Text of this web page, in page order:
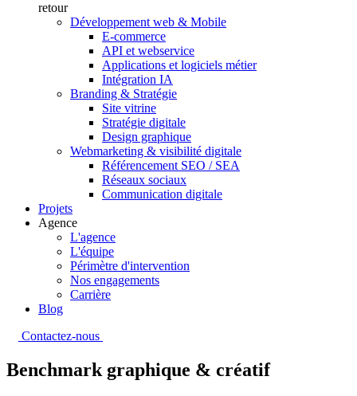
retour
Développement web & Mobile
E-commerce
API et webservice
Applications et logiciels métier
Intégration IA
Branding & Stratégie
Site vitrine
Stratégie digitale
Design graphique
Webmarketing & visibilité digitale
Référencement SEO / SEA
Réseaux sociaux
Communication digitale
Projets
Agence
L'agence
L'équipe
Périmètre d'intervention
Nos engagements
Carrière
Blog
Contactez-nous
Benchmark graphique & créatif